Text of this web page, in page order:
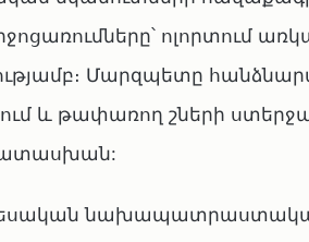
ոլորտում
Մարզպետը
և թափառող շների